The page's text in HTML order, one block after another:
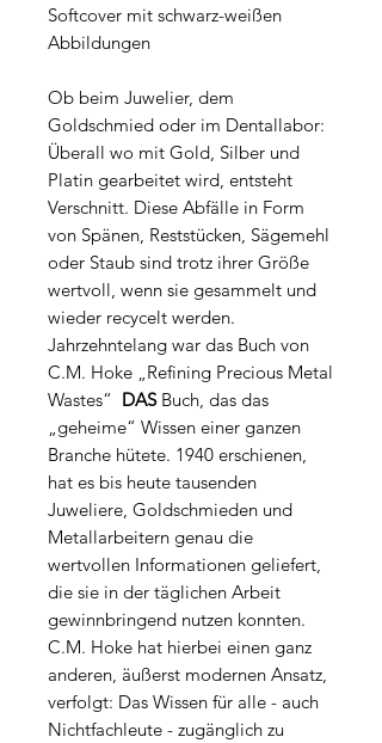
Softcover mit schwarz-weißen
Abbildungen
Ob beim Juwelier, dem
Goldschmied oder im Dentallabor:
Überall wo mit Gold, Silber und
Platin gearbeitet wird, entsteht
Verschnitt. Diese Abfälle in Form
von Spänen, Reststücken, Sägemehl
oder Staub sind trotz ihrer Größe
wertvoll, wenn sie gesammelt und
wieder recycelt werden.
Jahrzehntelang war das Buch von
C.M. Hoke „Refining Precious Metal
Wastes“ DASBuch, das das
„geheime“ Wissen einer ganzen
Branche hütete. 1940 erschienen,
hat es bis heute tausenden
Juweliere, Goldschmieden und
Metallarbeitern genau die
wertvollen Informationen geliefert,
die sie in der täglichen Arbeit
gewinnbringend nutzen konnten.
C.M. Hoke hat hierbei einen ganz
anderen, äußerst modernen Ansatz,
verfolgt: Das Wissen für alle - auch
Nichtfachleute - zugänglich zu